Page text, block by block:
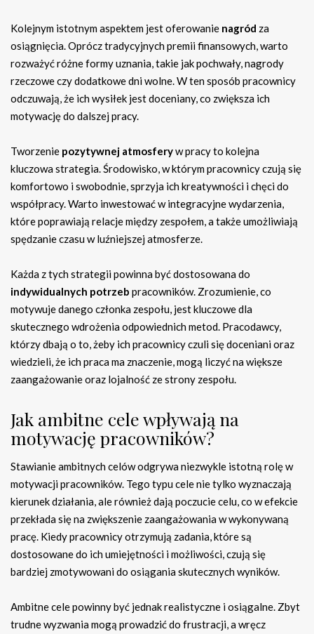
Kolejnym istotnym aspektem jest oferowanie nagród za
osiągnięcia. Oprócz tradycyjnych premii finansowych, warto
rozważyć różne formy uznania, takie jak pochwały, nagrody
rzeczowe czy dodatkowe dni wolne. W ten sposób pracownicy
odczuwają, że ich wysiłek jest doceniany, co zwiększa ich
motywację do dalszej pracy.
Tworzenie pozytywnej atmosferyw pracy to kolejna
kluczowa strategia. Środowisko, w którym pracownicy czują się
komfortowo i swobodnie, sprzyja ich kreatywności i chęci do
współpracy. Warto inwestować w integracyjne wydarzenia,
które poprawiają relacje między zespołem, a także umożliwiają
spędzanie czasu w luźniejszej atmosferze.
Każda z tych strategii powinna być dostosowana do
indywidualnych potrzeb pracowników. Zrozumienie, co
motywuje danego członka zespołu, jest kluczowe dla
skutecznego wdrożenia odpowiednich metod. Pracodawcy,
którzy dbają o to, żeby ich pracownicy czuli się doceniani oraz
wiedzieli, że ich praca ma znaczenie, mogą liczyć na większe
zaangażowanie oraz lojalność ze strony zespołu.
Jak ambitne cele wpływają na
motywację pracowników?
Stawianie ambitnych celów odgrywa niezwykle istotną rolę w
motywacji pracowników. Tego typu cele nie tylko wyznaczają
kierunek działania, ale również dają poczucie celu, co w efekcie
przekłada się na zwiększenie zaangażowania w wykonywaną
pracę. Kiedy pracownicy otrzymują zadania, które są
dostosowane do ich umiejętności i możliwości, czują się
bardziej zmotywowani do osiągania skutecznych wyników.
Ambitne cele powinny być jednak realistyczne i osiągalne. Zbyt
trudne wyzwania mogą prowadzić do frustracji, a wręcz